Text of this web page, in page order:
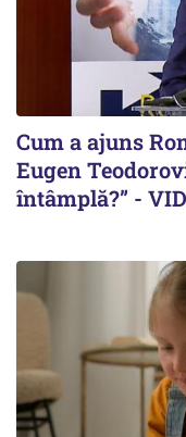
Cum a ajuns
Eugen
întâmplă?” -